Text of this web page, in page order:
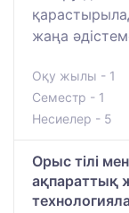
жаңа
Оқу жылы - 1
Семестр - 1
Несиелер - 5
Орыс тілі
ақпараттық